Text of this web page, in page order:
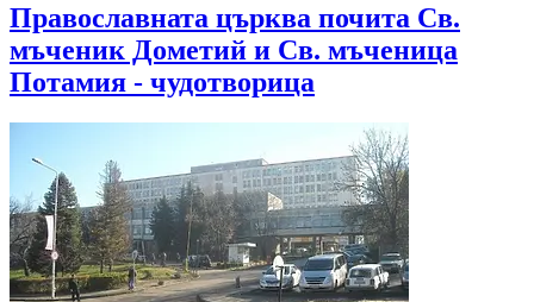
Православната църква почита Св.
мъченик Дометий и Св. мъченица
Потамия - чудотворица